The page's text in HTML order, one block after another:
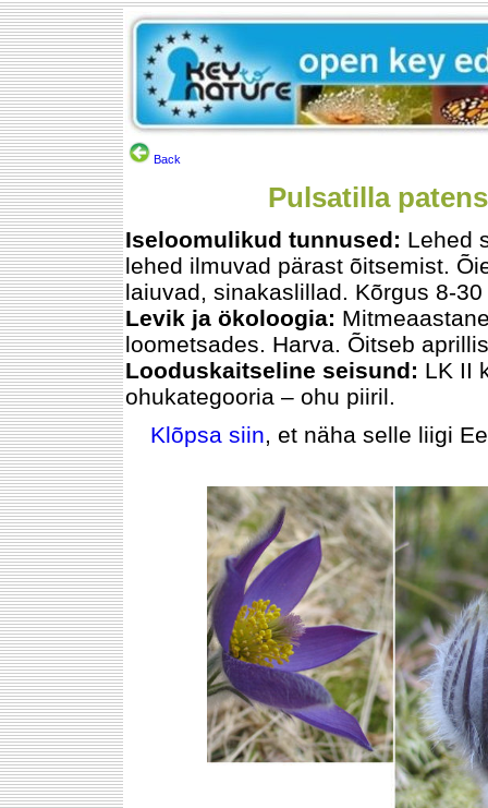
Back
Pulsatilla
Iseloomulikud tunnused: Lehed
lehed ilmuvad pärast õitsemist.
laiuvad, sinakaslillad. Kõrgus 8-30
Levik ja ökoloogia:
loometsades. Harva. Õitseb
Looduskaitseline seisund: LK II
ohukategooria – ohu piiril.
Klõpsa siin, et näha selle liigi